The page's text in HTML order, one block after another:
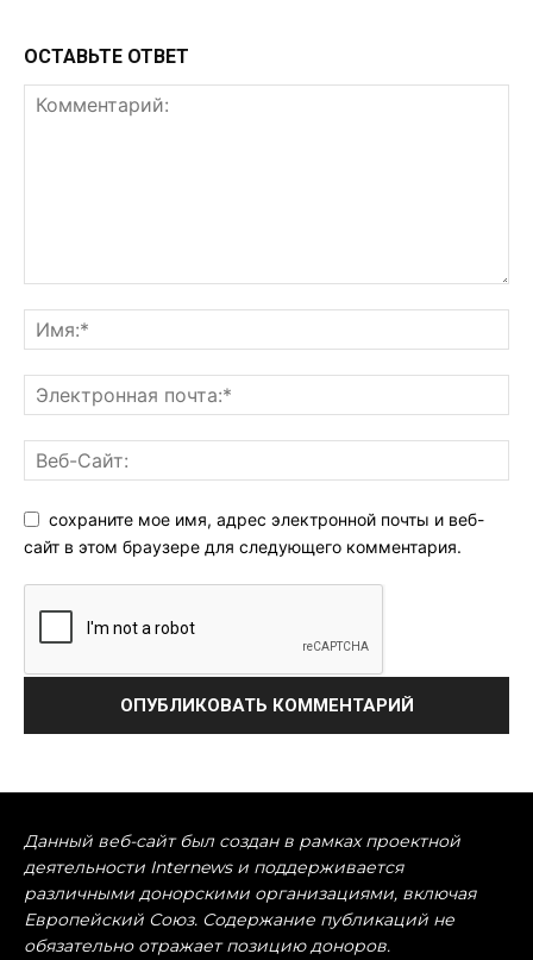
ОСТАВЬТЕ ОТВЕТ
сохраните мое имя, адрес электронной почты и веб-
сайт в этом браузере для следующего комментария.
Данный веб-сайт был создан в рамках проектной
деятельности Internews и поддерживается
различными донорскими организациями, включая
Европейский Союз. Содержание публикаций не
обязательно отражает позицию доноров.